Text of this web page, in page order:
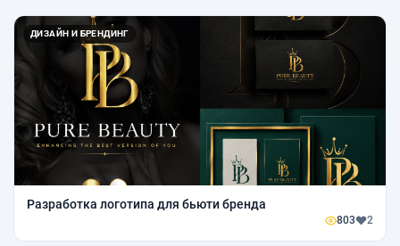
ДИЗАЙН И БРЕНДИНГ
Разработка логотипа для бьюти бренда
803 2